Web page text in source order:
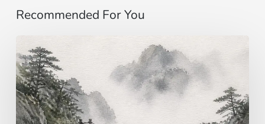
Recommended For You
Einbildung
…
jenseits
der
Sinne